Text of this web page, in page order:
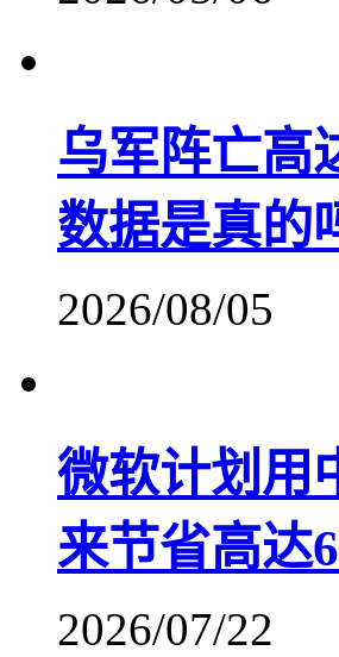
乌军阵亡高
数据是真的
2026/08/05
微软计划用
来节省高达
2026/07/22